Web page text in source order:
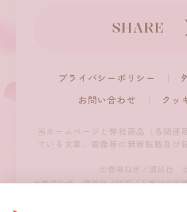
SHARE
プライバシーポリシー
お問い合わせ
クッ
当ホームページと弊社商品（各関連
ている文章、 画像等の無断転載及び